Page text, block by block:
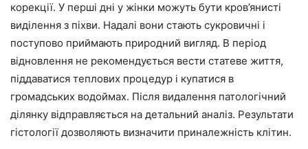
корекції. У перші дні у жінки можуть бути кров’янисті
виділення з піхви. Надалі вони стають сукровичні і
поступово приймають природний вигляд. В період
відновлення не рекомендується вести статеве життя,
піддаватися теплових процедур і купатися в
громадських водоймах. Після видалення патологічний
ділянку відправляється на детальний аналіз. Результати
гістології дозволяють визначити приналежність клітин.